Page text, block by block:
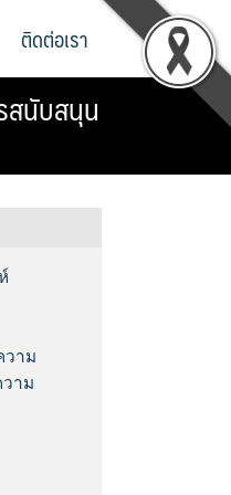
ติดต่อเรา
สนับสนุน
วาม
าม